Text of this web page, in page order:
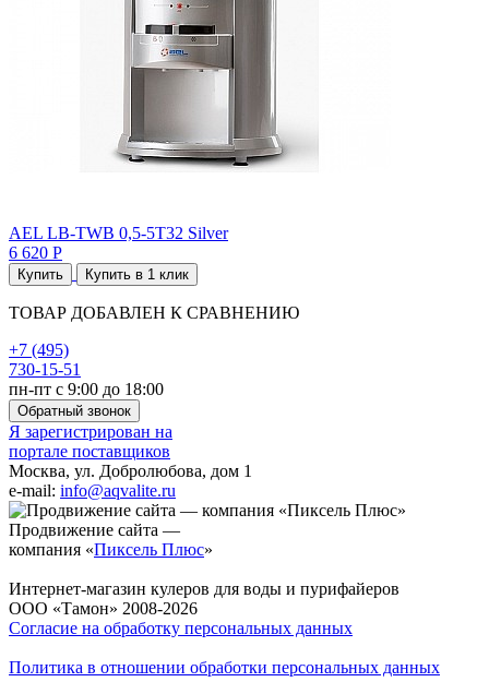
AEL LB-ТWB 0,5-5Т32 Silver
6 620 Р
Купить Купить в 1 клик
ТОВАР ДОБАВЛЕН К СРАВНЕНИЮ
+7 (495)
730-15-51
пн-пт с 9:00 до 18:00
Обратный звонок
Я зарегистрирован на
портале поставщиков
Москва, ул. Добролюбова, дом 1
e-mail: info@aqvalite.ru
Продвижение сайта —
компания «Пиксель Плюс»
Интернет-магазин кулеров для воды и пурифайеров
ООО «Тамон» 2008-2026
Согласие на обработку персональных данных
Политика в отношении обработки персональных данных